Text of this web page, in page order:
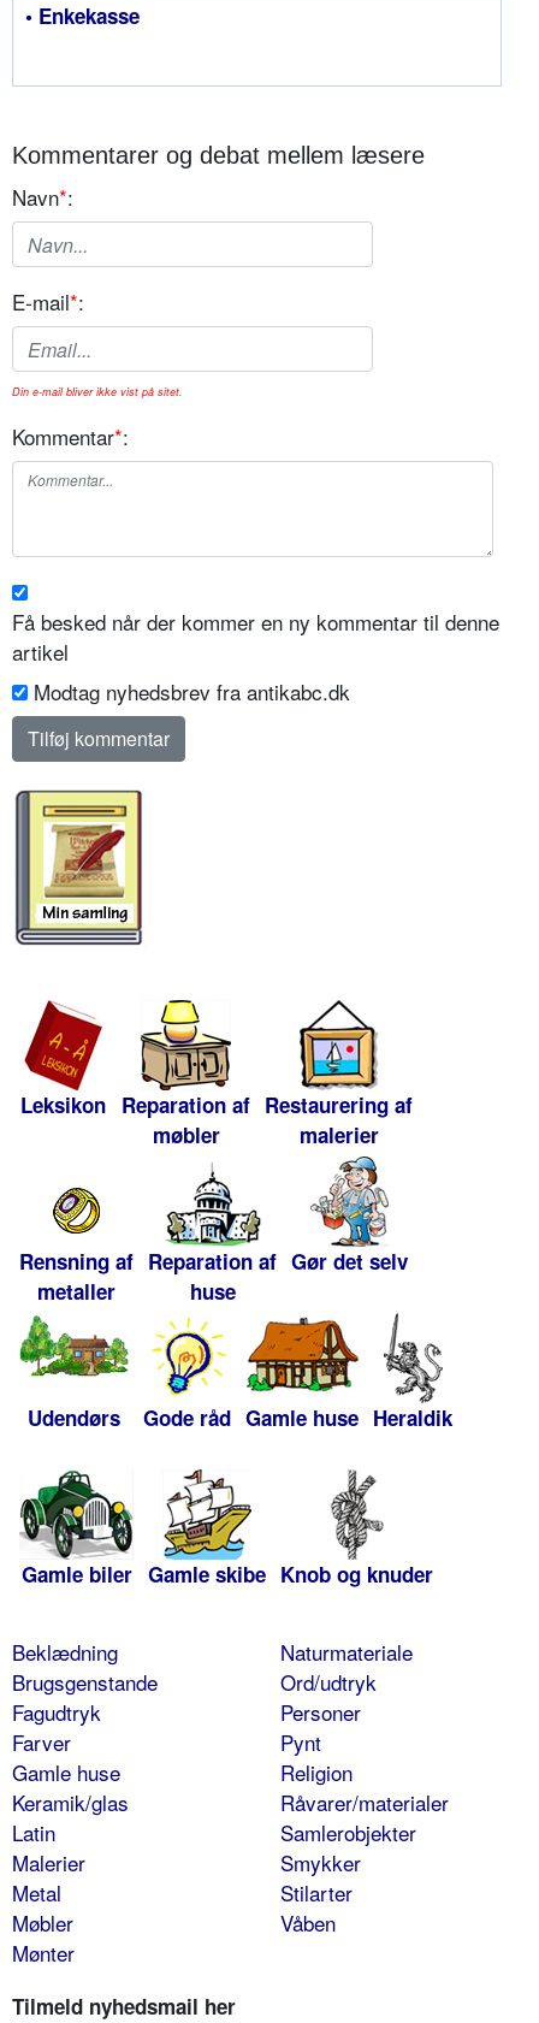
• Enkekasse
Kommentarer og debat mellem læsere
Navn*:
E-mail*:
Din e-mail bliver ikke vist på sitet.
Kommentar*:
Få besked når der kommer en ny kommentar til denne
artikel
Modtag nyhedsbrev fra antikabc.dk
Leksikon Reparation af
møbler
Restaurering af
malerier
Rensning af
metaller
Reparation af
huse
Gør det selv
Udendørs Gode råd Gamle huse Heraldik
Gamle biler Gamle skibe Knob og knuder
Beklædning
Brugsgenstande
Fagudtryk
Farver
Gamle huse
Keramik/glas
Latin
Malerier
Metal
Møbler
Mønter
Naturmateriale
Ord/udtryk
Personer
Pynt
Religion
Råvarer/materialer
Samlerobjekter
Smykker
Stilarter
Våben
Tilmeld nyhedsmail her